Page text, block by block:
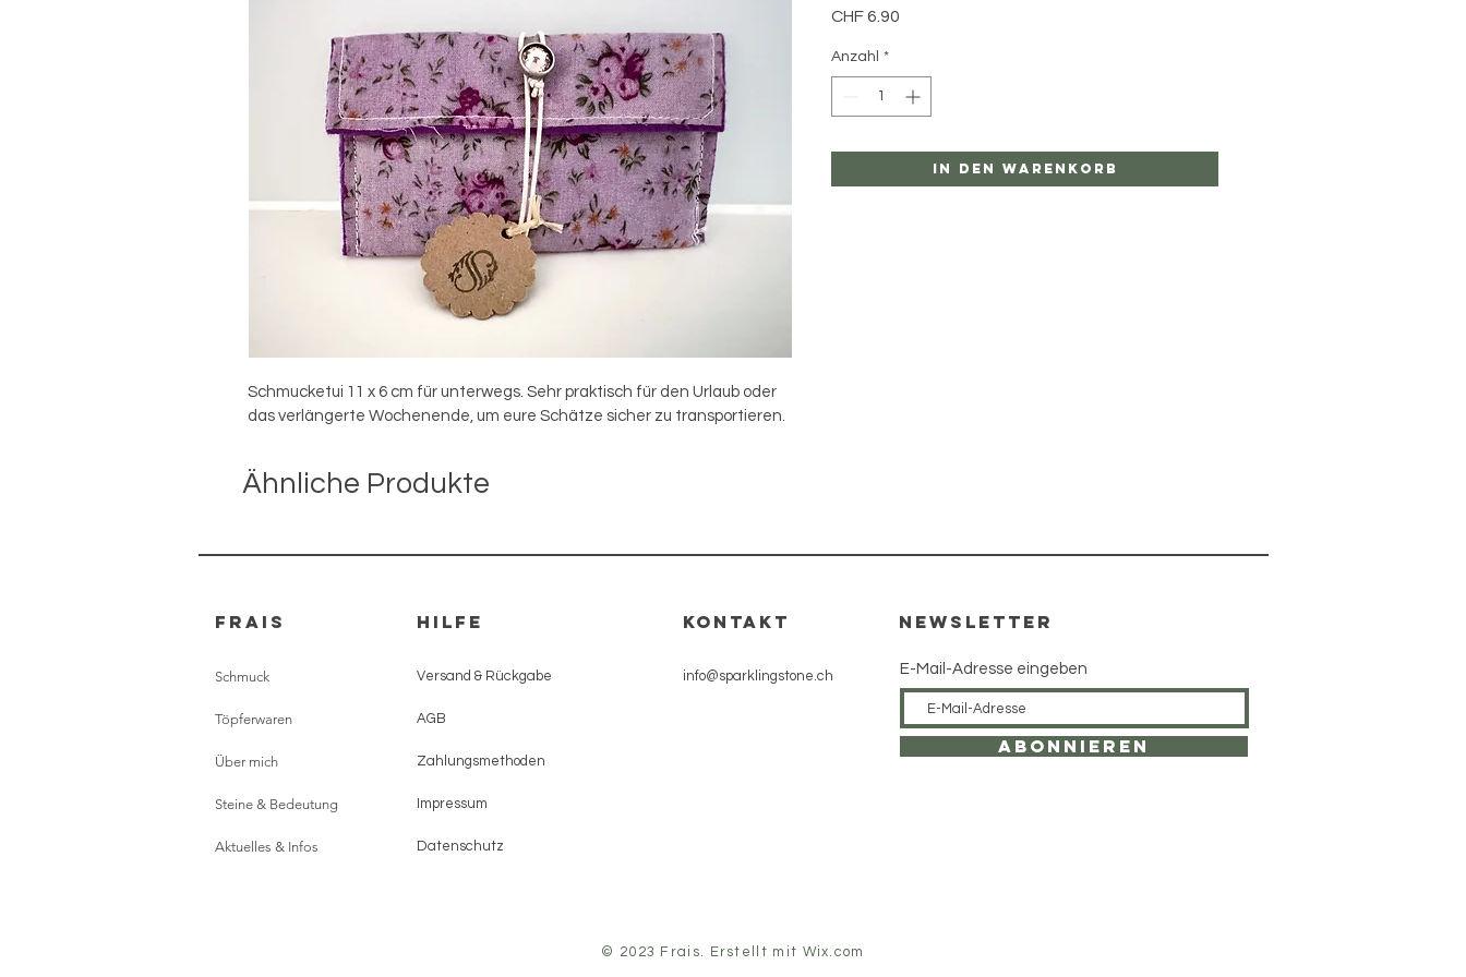
Schmucketui 11 x 6 cm für unterwegs. Sehr praktisch für den Urlaub oder
das verlängerte Wochenende, um eure Schätze sicher zu transportieren.
CHF 6.90
Anzahl *
In den Warenkorb
Ähnliche Produkte
FRAIS
Schmuck
Töpferwaren
Über mich
Steine & Bedeutung
Aktuelles & Infos
HILFE
Versand & Rückgabe
AGB
Zahlungsmethoden
Impressum
Datenschutz
KONTAKT
info@sparklingstone.ch
NEWSLETTER
E-Mail-Adresse eingeben
Abonnieren
© 2023 Frais. Erstellt mit Wix.com